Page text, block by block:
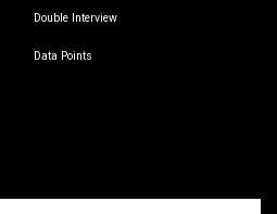
Double Interview
Data Points